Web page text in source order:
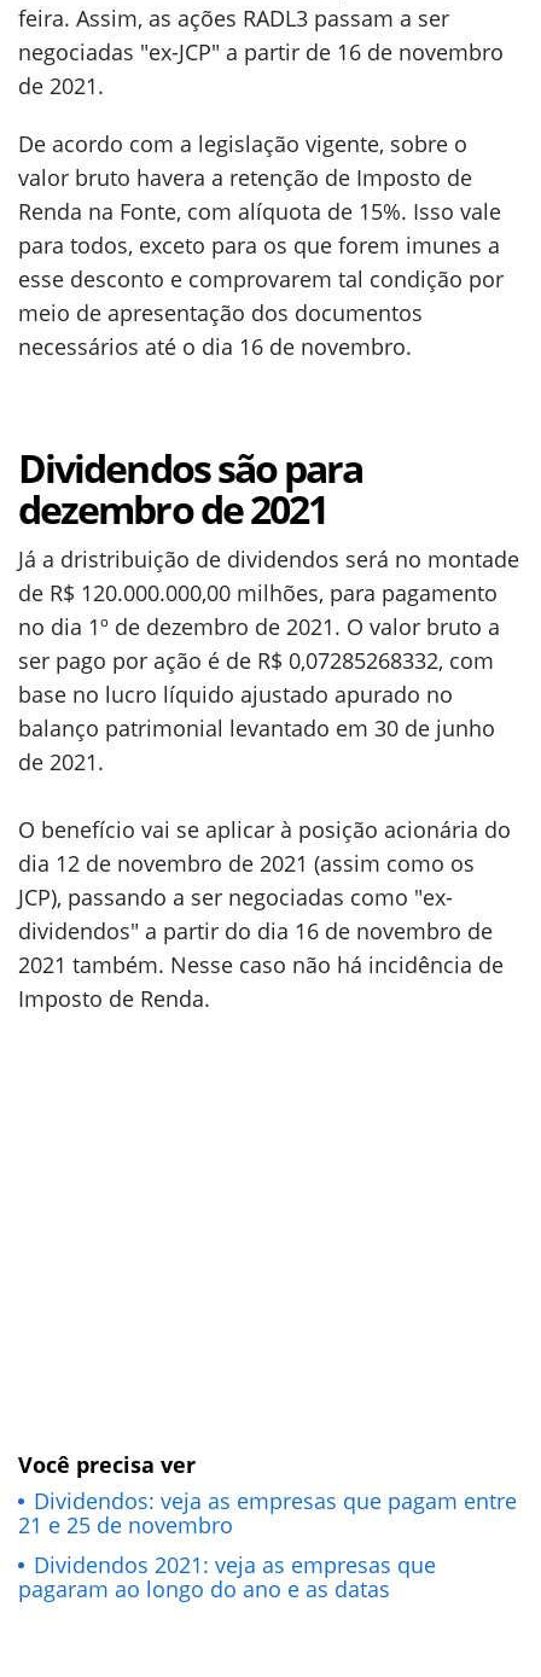
feira. Assim, as ações RADL3 passam a ser
negociadas "ex-JCP" a partir de 16 de novembro
de 2021.
De acordo com a legislação vigente, sobre o
valor bruto havera a retenção de Imposto de
Renda na Fonte, com alíquota de 15%. Isso vale
para todos, exceto para os que forem imunes a
esse desconto e comprovarem tal condição por
meio de apresentação dos documentos
necessários até o dia 16 de novembro.
Dividendos são para
dezembro de 2021
Já a dristribuição de dividendos será no montade
de R$ 120.000.000,00 milhões, para pagamento
no dia 1º de dezembro de 2021. O valor bruto a
ser pago por ação é de R$ 0,07285268332, com
base no lucro líquido ajustado apurado no
balanço patrimonial levantado em 30 de junho
de 2021.
O benefício vai se aplicar à posição acionária do
dia 12 de novembro de 2021 (assim como os
JCP), passando a ser negociadas como "ex-
dividendos" a partir do dia 16 de novembro de
2021 também. Nesse caso não há incidência de
Imposto de Renda.
Você precisa ver
Dividendos: veja as empresas que pagam entre
21 e 25 de novembro
Dividendos 2021: veja as empresas que
pagaram ao longo do ano e as datas